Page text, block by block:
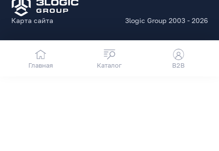
Карта сайта 3logic Group 2003 - 2026
Главная Каталог B2B